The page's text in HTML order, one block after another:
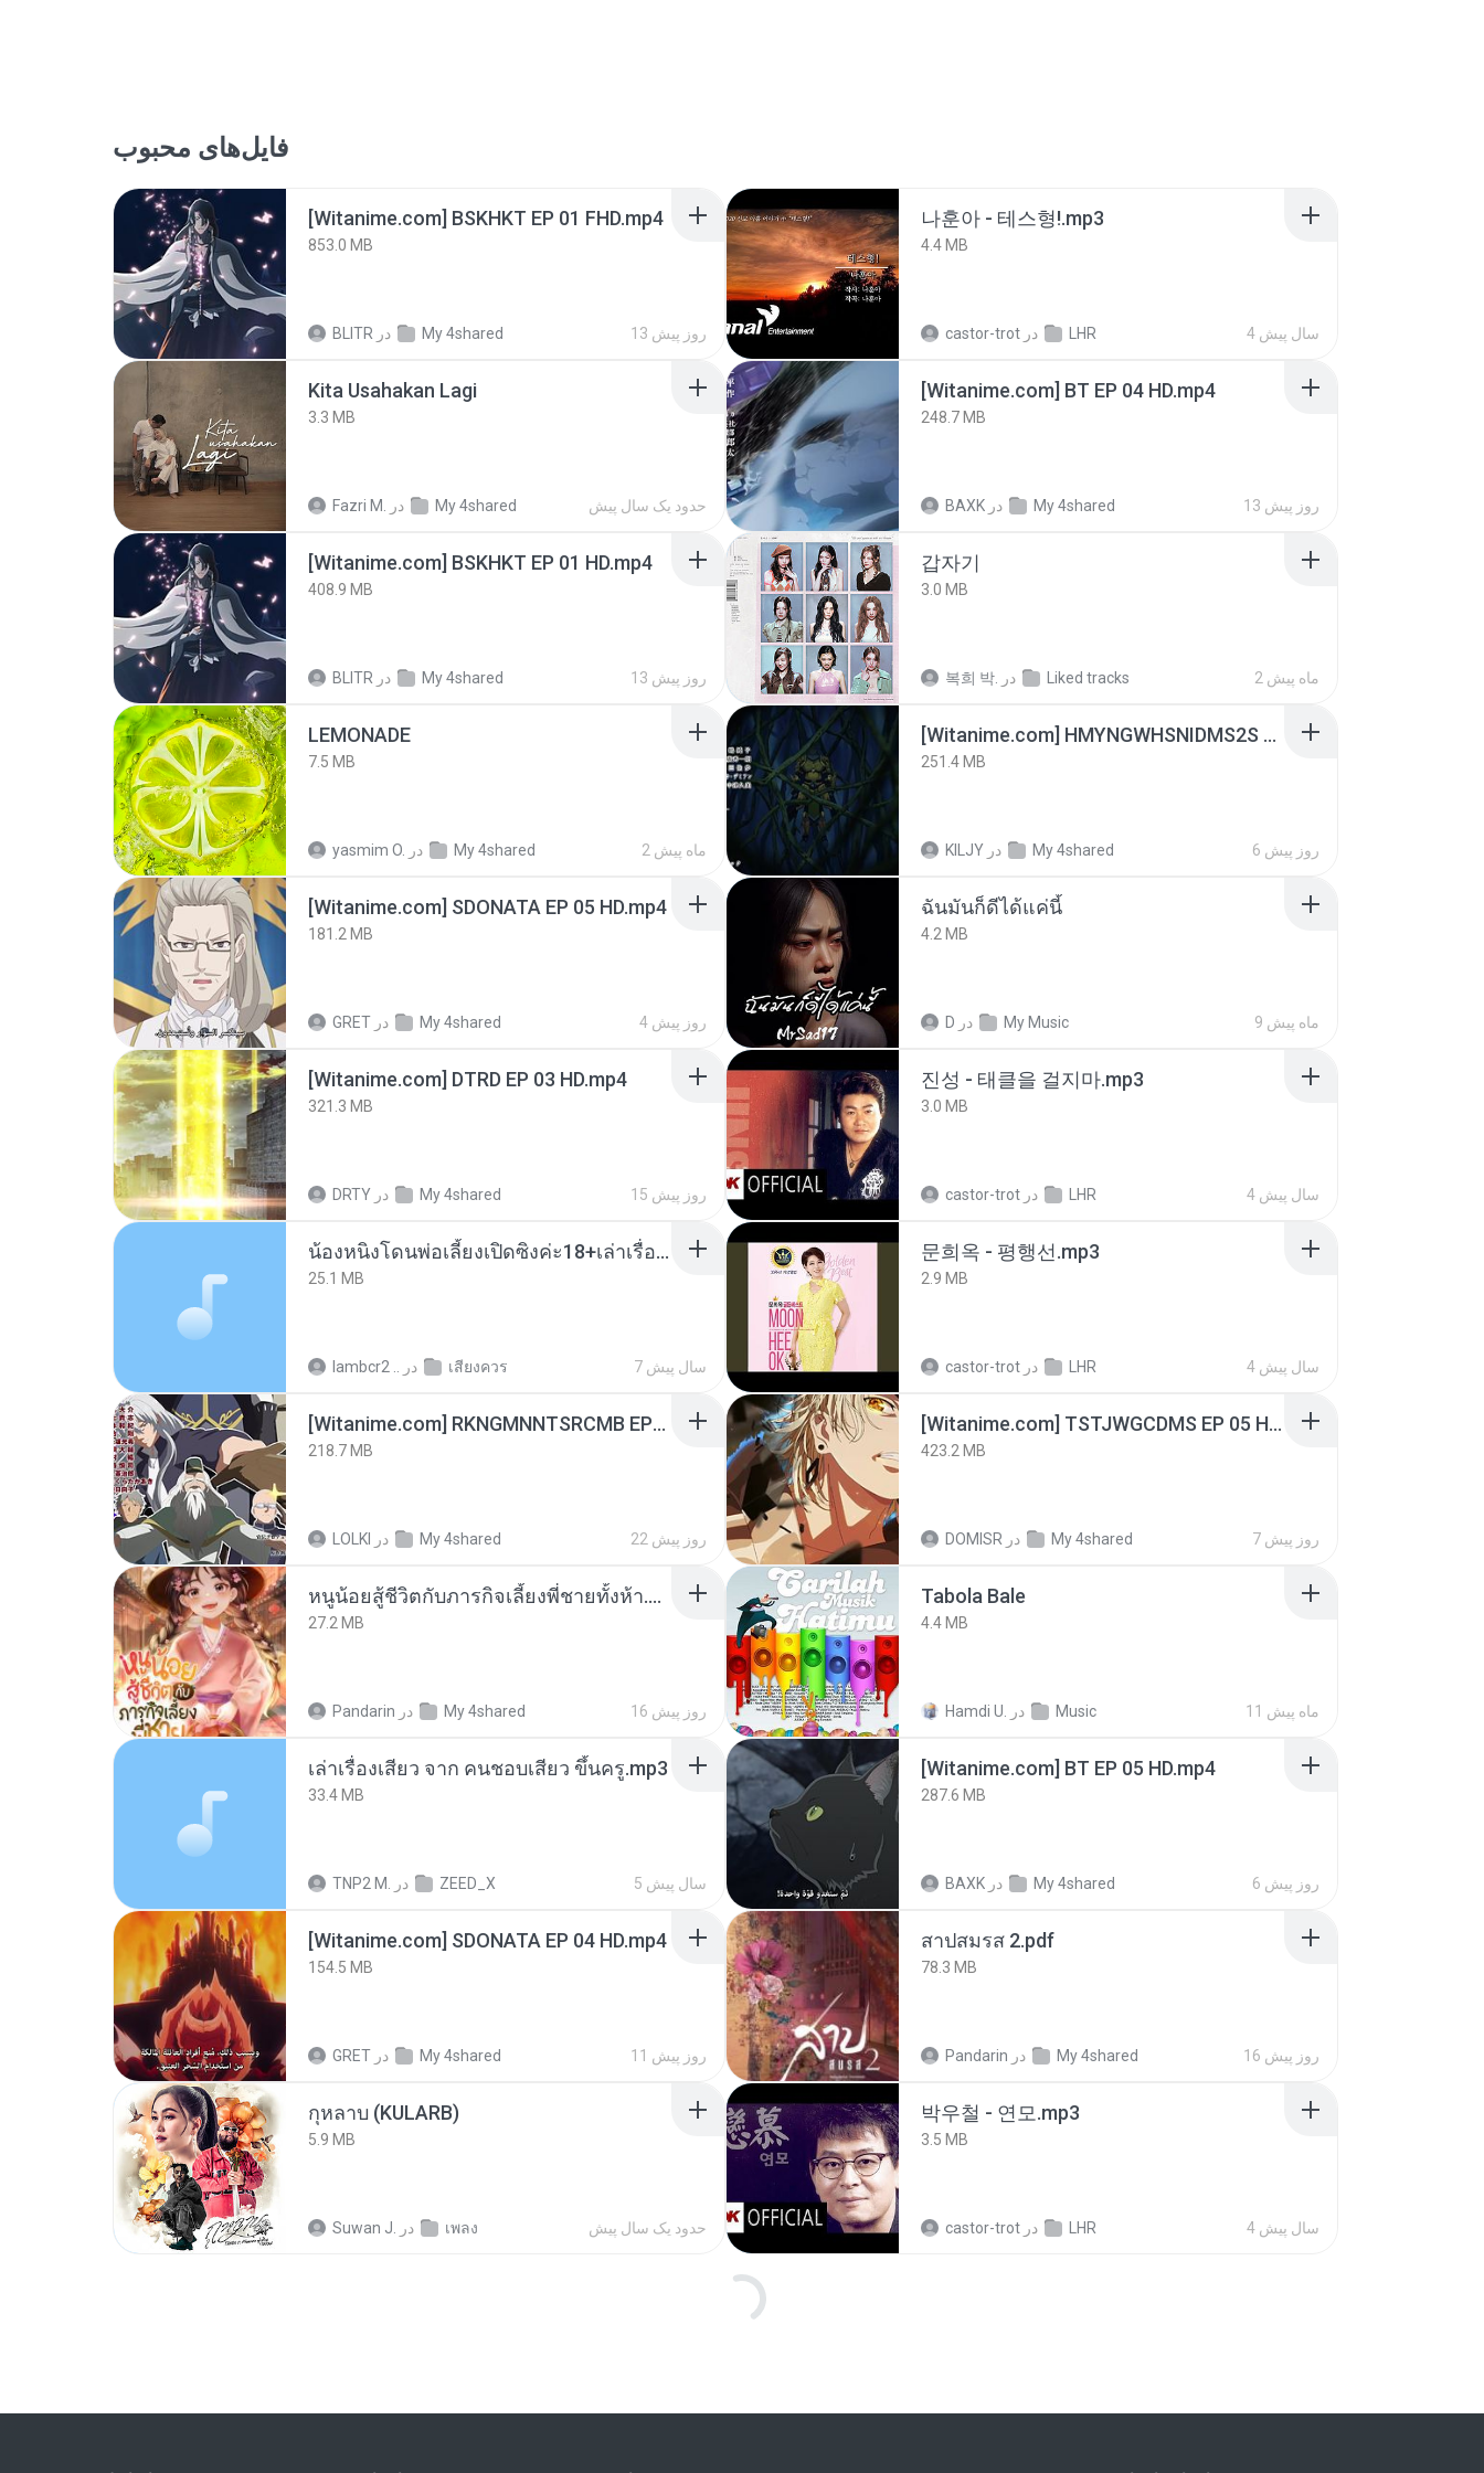
فایل‌های محبوب
[Witanime.com] BSKHKT EP 01 FHD.mp4
853.0 MB
BLITR در My 4shared 13 روز پیش
나훈아 - 테스형!.mp3
4.4 MB
castor-trot در LHR 4 سال پیش
Kita Usahakan Lagi
3.3 MB
Fazri M. در My 4shared حدود یک سال پیش
[Witanime.com] BT EP 04 HD.mp4
248.7 MB
BAXK در My 4shared 13 روز پیش
[Witanime.com] BSKHKT EP 01 HD.mp4
408.9 MB
BLITR در My 4shared 13 روز پیش
갑자기
3.0 MB
복희 박. در Liked tracks 2 ماه پیش
LEMONADE
7.5 MB
yasmim O. در My 4shared 2 ماه پیش
[Witanime.com] HMYNGWHSNIDMS2S EP 05 HD.mp4
251.4 MB
KILJY در My 4shared 6 روز پیش
[Witanime.com] SDONATA EP 05 HD.mp4
181.2 MB
GRET در My 4shared 4 روز پیش
ฉันมันก็ดีได้แค่นี้
4.2 MB
D در My Music 9 ماه پیش
[Witanime.com] DTRD EP 03 HD.mp4
321.3 MB
DRTY در My 4shared 15 روز پیش
진성 - 태클을 걸지마.mp3
3.0 MB
castor-trot در LHR 4 سال پیش
น้องหนิงโดนพ่อเลี้ยงเปิดซิงค่ะ18+เล่าเรื่องเสียว.mp3
25.1 MB
lambcr2 .. در เสียงควร 7 سال پیش
문희옥 - 평행선.mp3
2.9 MB
castor-trot در LHR 4 سال پیش
[Witanime.com] RKNGMNNTSRCMB EP 04 HD.mp4
218.7 MB
LOLKI در My 4shared 22 روز پیش
[Witanime.com] TSTJWGCDMS EP 05 HD.mp4
423.2 MB
DOMISR در My 4shared 7 روز پیش
หนูน้อยสู้ชีวิตกับภารกิจเลี้ยงพี่ชายทั้งห้า.pdf
27.2 MB
Pandarin در My 4shared 16 روز پیش
Tabola Bale
4.4 MB
Hamdi U. در Music 11 ماه پیش
เล่าเรื่องเสียว จาก คนชอบเสียว ขึ้นครู.mp3
33.4 MB
TNP2 M. در ZEED_X 5 سال پیش
[Witanime.com] BT EP 05 HD.mp4
287.6 MB
BAXK در My 4shared 6 روز پیش
[Witanime.com] SDONATA EP 04 HD.mp4
154.5 MB
GRET در My 4shared 11 روز پیش
สาปสมรส 2.pdf
78.3 MB
Pandarin در My 4shared 16 روز پیش
กุหลาบ (KULARB)
5.9 MB
Suwan J. در เพลง حدود یک سال پیش
박우철 - 연모.mp3
3.5 MB
castor-trot در LHR 4 سال پیش